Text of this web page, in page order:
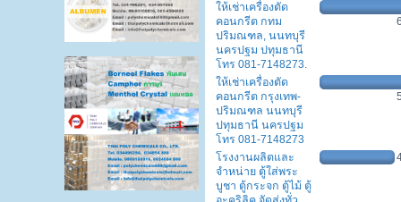
ให้เช่าเครื่องตัด
คอนกรีต กทม
ปริมณฑล, นนทบุรี
นครปฐม ปทุมธานี
โทร 081-7148273.
ให้เช่าเครื่องตัด
คอนกรีต กรุงเทพ-
ปริมณฑล นนทบุรี
ปทุมธานี นครปฐม
โทร 081-7148273
โรงงานผลิตและ
จำหน่าย ตู้ใส่พระ
บูชา ตู้กระจก ตู้ไม้ ตู้